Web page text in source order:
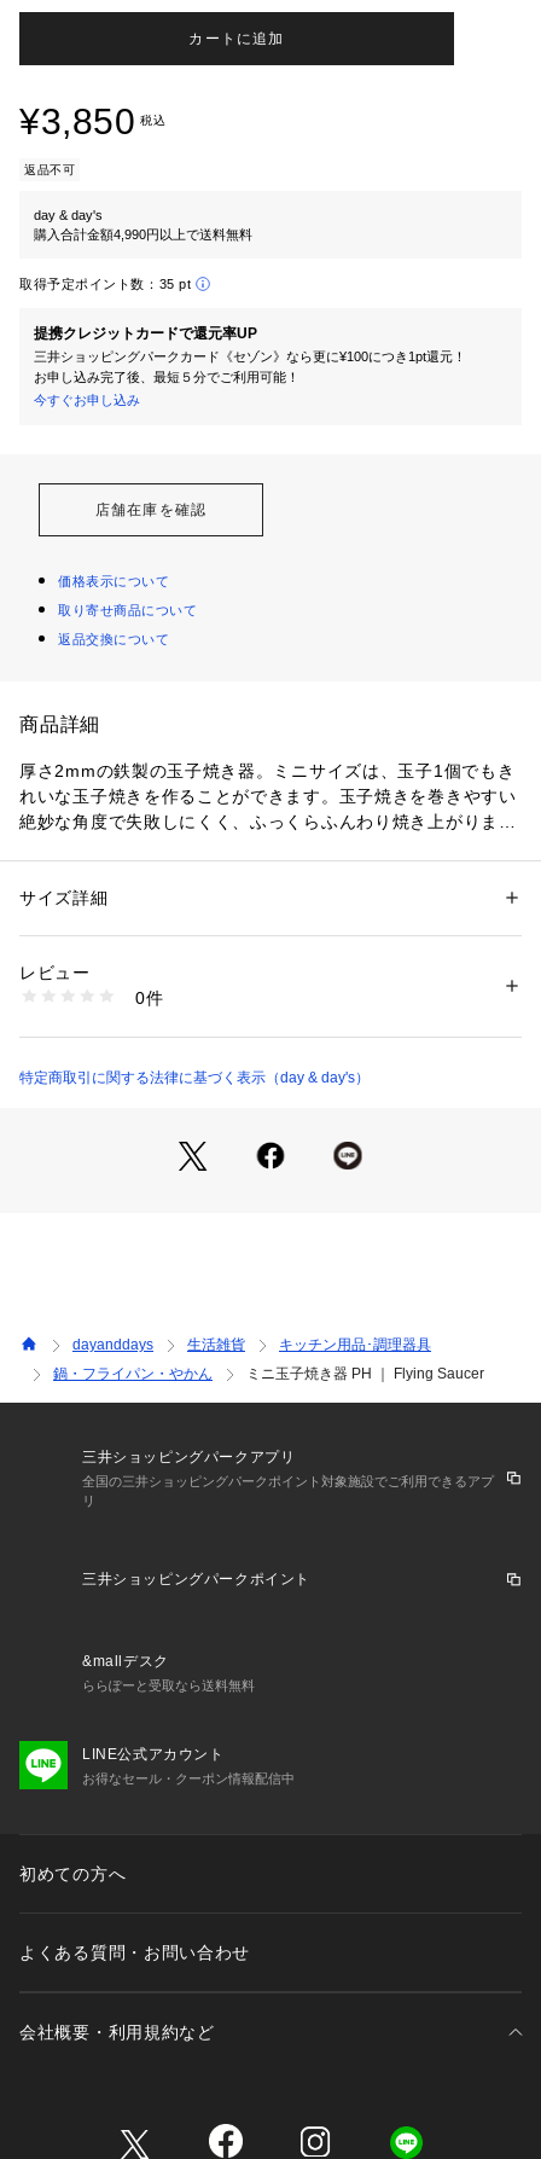
カートに追加
¥3,850 税込
返品不可
day & day's
購入合計金額4,990円以上で送料無料
取得予定ポイント数： 35 pt
提携クレジットカードで還元率UP
三井ショッピングパークカード《セゾン》なら更に¥100につき1pt還元！
お申し込み完了後、最短５分でご利用可能！
今すぐお申し込み
店舗在庫を確認
価格表示について
取り寄せ商品について
返品交換について
商品詳細
厚さ2mmの鉄製の玉子焼き器。ミニサイズは、玉子1個でもき
れいな玉子焼きを作ることができます。玉子焼きを巻きやすい
絶妙な角度で失敗しにくく、ふっくらふんわり焼き上がりま
お弁当や朝食など少量のおかずを作る際にも活躍します。重
性別：レディース
かん
脂　ハンドル取付金具：アルミ
生産国：日本製
XES49592 （ショップ）
サイズ詳細
レビュー
0件
特定商取引に関する法律に基づく表示（day & day's）
dayanddays 生活雑貨
キッチン用品･調理器具
鍋・フライパン・やかん
ミニ玉子焼き器 PH ｜ Flying Saucer
三井ショッピングパークアプリ
全国の三井ショッピングパークポイント対象施設でご利用できるアプ
リ
三井ショッピングパークポイント
&mallデスク
ららぽーと受取なら送料無料
LINE公式アカウント
お得なセール・クーポン情報配信中
初めての方へ
よくある質問・お問い合わせ
会社概要・利用規約など